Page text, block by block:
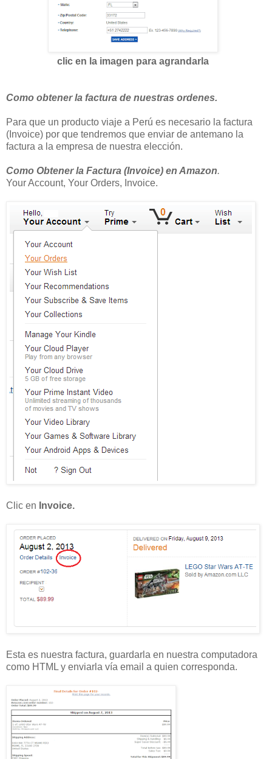
clic en la imagen para agrandarla
Como obtener la factura de nuestras ordenes.
Para que un producto viaje a Perú es necesario la factura
(Invoice) por que tendremos que enviar de antemano la
factura a la empresa de nuestra elección.
Como Obtener la Factura (Invoice) en Amazon.
Your Account, Your Orders, Invoice.
Clic en Invoice.
Esta es nuestra factura, guardarla en nuestra computadora
como HTML y enviarla vía email a quien corresponda.